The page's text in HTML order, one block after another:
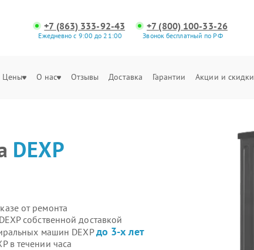
+7 (863) 333-92-43
Ежедневно с 9:00 до 21:00
+7 (800) 100-33-26
Звонок бесплатный по РФ
Цены О нас Отзывы Доставка Гарантии Акции и скидки
DEXP
от ремонта
собственной доставкой
машин DEXPдо 3-х лет
в течении часа